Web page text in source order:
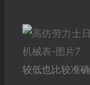
较低也比较准确